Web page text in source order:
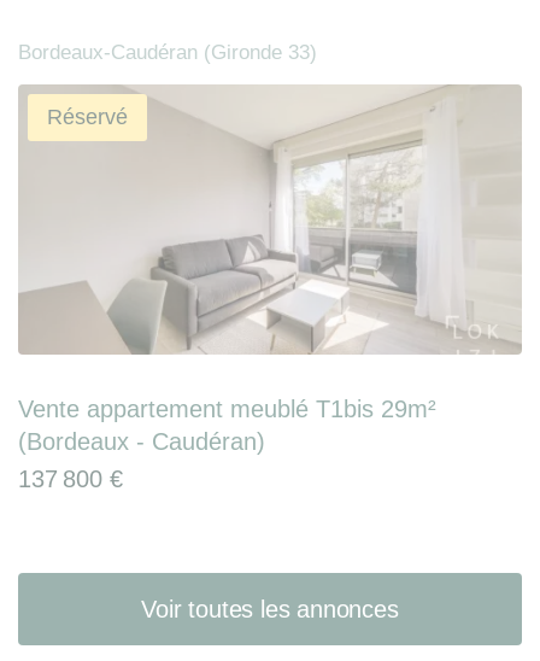
Bordeaux-Caudéran (Gironde 33)
Réservé
Vente appartement meublé T1bis 29m²
(Bordeaux - Caudéran)
137 800 €
Voir toutes les annonces